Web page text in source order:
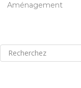
Aménagement